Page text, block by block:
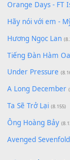
Chờ một tiếng
Lãng Quên
zǒu - 其实不想走
(8.929)
[SHEET] Ánh
Pinyin
(8.651)
Bóng mây qua
[SHEET PIANO]